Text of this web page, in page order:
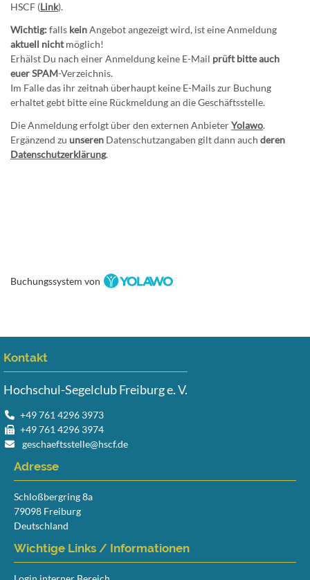
HSCF (Link).
Wichtig:falls keinAngebot angezeigt wird, ist eine Anmeldung
aktuell nichtmöglich!
Erhälst Du nach einer Anmeldung keine E-Mail prüft bitte auch
euer SPAM-Verzeichnis.
Im Falle das ihr zeitnah überhaupt keine E-Mails zur Buchung
erhaltet gebt bitte eine Rückmeldung an die Geschäftsstelle.
Die Anmeldung erfolgt über den externen AnbieterYolawo.
Ergänzend zu unseren Datenschutzangaben gilt dann auch deren
Datenschutzerklärung.
Buchungssystem von
Kontakt
Hochschul-Segelclub Freiburg e. V.
+49 761 4296 3973
+49 761 4296 3974
geschaeftsstelle@hscf.de
Adresse
Schloßbergring 8a
79098 Freiburg
Deutschland
Wichtige Links / Informationen